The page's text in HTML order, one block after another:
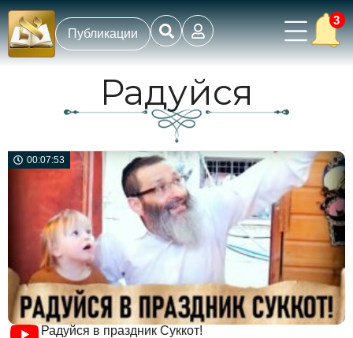
Публикации
3
Радуйся
00:07:53
Радуйся в праздник Суккот!